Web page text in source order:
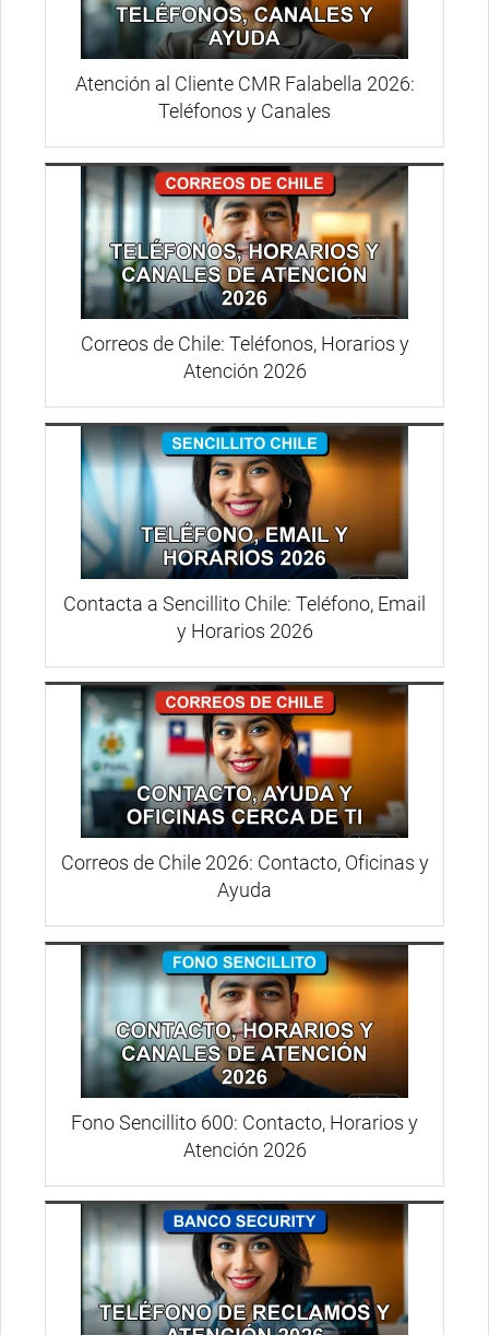
Atención al Cliente CMR Falabella 2026:
Teléfonos y Canales
Correos de Chile: Teléfonos, Horarios y
Atención 2026
Contacta a Sencillito Chile: Teléfono, Email
y Horarios 2026
Correos de Chile 2026: Contacto, Oficinas y
Ayuda
Fono Sencillito 600: Contacto, Horarios y
Atención 2026